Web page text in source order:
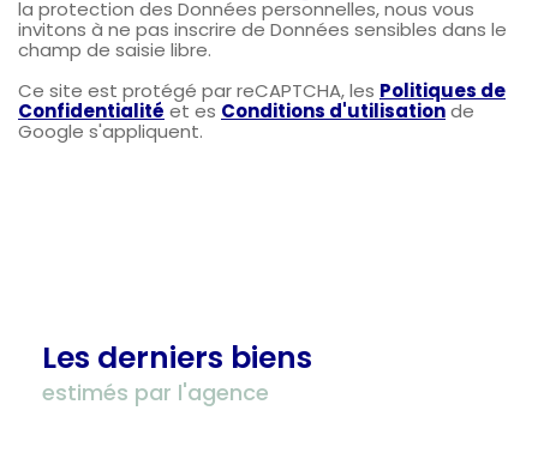
la protection des Données personnelles, nous vous
invitons à ne pas inscrire de Données sensibles dans le
champ de saisie libre.
Ce site est protégé par reCAPTCHA, les Politiques de
Confidentialité et es Conditions d'utilisationde
Google s'appliquent.
Les derniers biens
estimés par l'agence